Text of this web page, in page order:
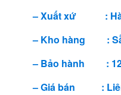
– Xuất xứ :
– Kho hàng :
– Bảo hành : 12
– Giá bán : Liên